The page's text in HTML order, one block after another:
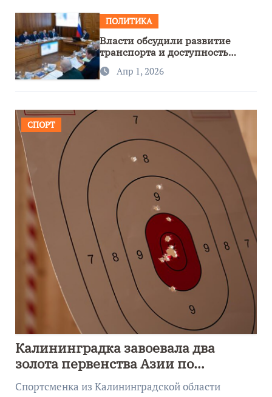
ПОЛИТИКА
Власти обсудили развитие
транспорта и доступность
региона
Апр 1, 2026
СПОРТ
Калининградка завоевала два
золота первенства Азии по
метанию ножа
Спортсменка из Калининградской области